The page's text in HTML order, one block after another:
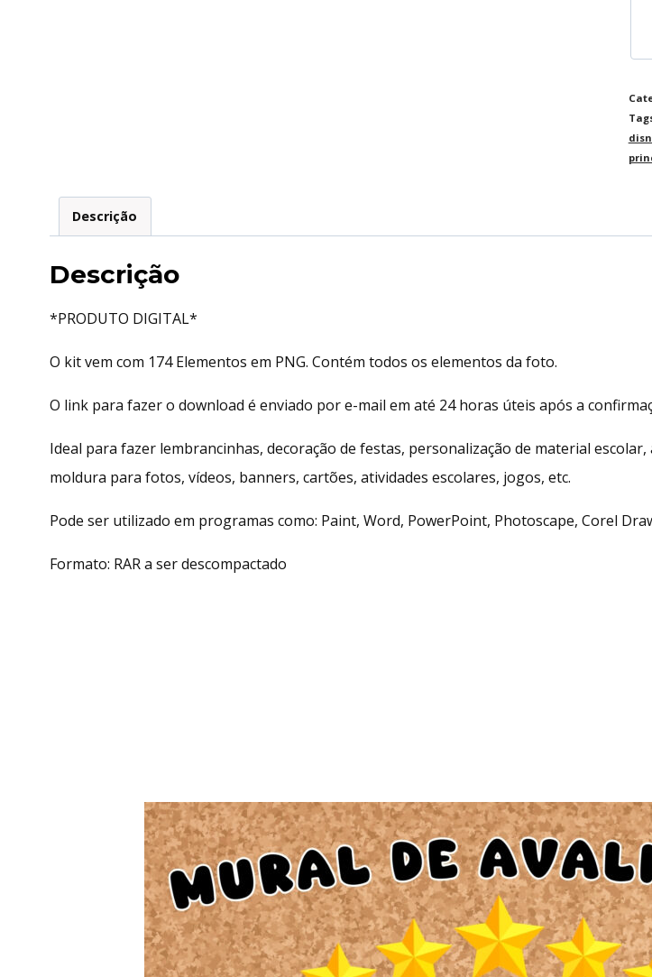
Descrição
Descrição
*PRODUTO DIGITAL*
O kit vem com 174 Elementos em PNG. Contém todos os elementos da foto.
O link para fazer o download é enviado por e-mail em até 24 horas úteis após a
Ideal para fazer lembrancinhas, decoração de festas, personalização de material
moldura para fotos, vídeos, banners, cartões, atividades escolares, jogos, etc.
Pode ser utilizado em programas como: Paint, Word, PowerPoint, Photoscape, Corel
Formato: RAR a ser descompactado